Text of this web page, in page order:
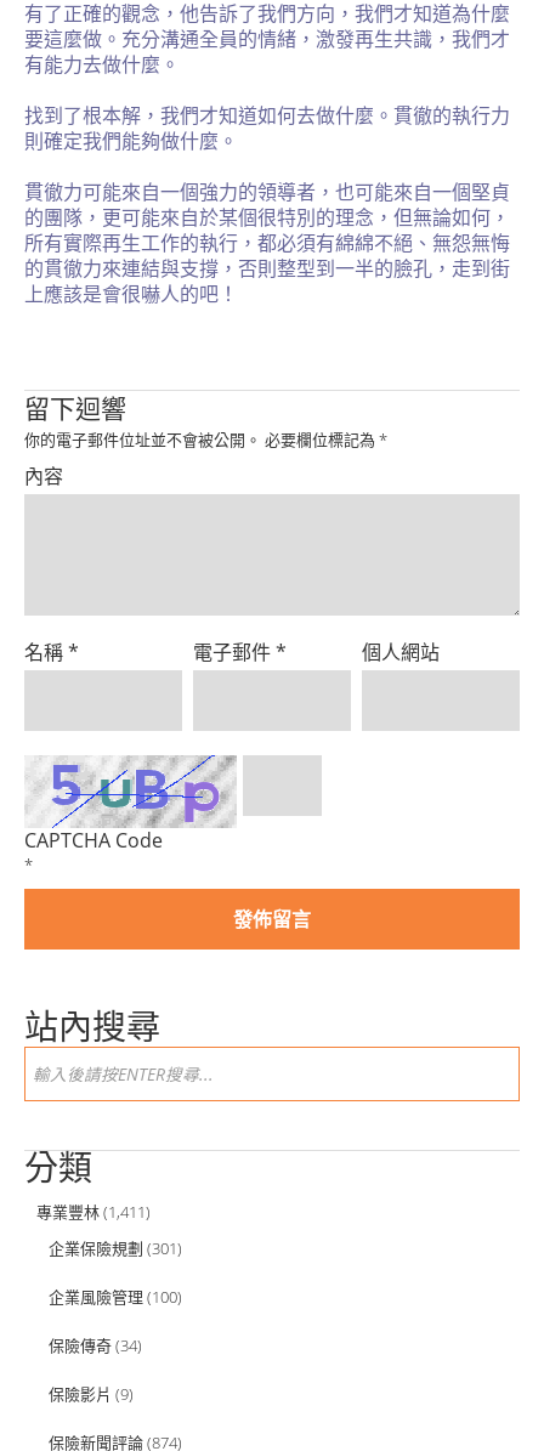
有了正確的觀念，他告訴了我們方向，我們才知道為什麼
要這麼做。充分溝通全員的情緒，激發再生共識，我們才
有能力去做什麼。
找到了根本解，我們才知道如何去做什麼。貫徹的執行力
則確定我們能夠做什麼。
貫徹力可能來自一個強力的領導者，也可能來自一個堅貞
的團隊，更可能來自於某個很特別的理念，但無論如何，
所有實際再生工作的執行，都必須有綿綿不絕、無怨無悔
的貫徹力來連結與支撐，否則整型到一半的臉孔，走到街
上應該是會很嚇人的吧！
留下迴響
你的電子郵件位址並不會被公開。 必要欄位標記為 *
內容
名稱* 電子郵件* 個人網站
CAPTCHA Code
*
站內搜尋
分類
專業豐林(1,411)
企業保險規劃 (301)
企業風險管理 (100)
保險傳奇(34)
保險影片 (9)
保險新聞評論(874)